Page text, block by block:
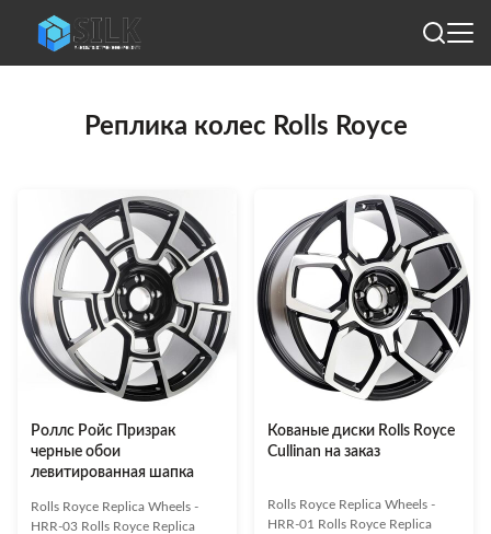
Реплика колес Rolls Royce
Роллс Ройс Призрак
черные обои
левитированная шапка
Rolls Royce Replica Wheels -
HRR-03 Rolls Royce Replica
Кованые диски Rolls Royce
Cullinan на заказ
Rolls Royce Replica Wheels -
HRR-01 Rolls Royce Replica